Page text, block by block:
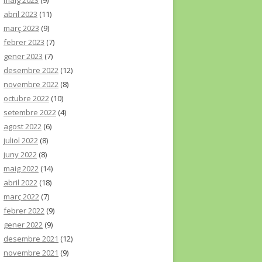
abril 2023 (11)
març 2023 (9)
febrer 2023 (7)
gener 2023 (7)
desembre 2022 (12)
novembre 2022 (8)
octubre 2022 (10)
setembre 2022 (4)
agost 2022 (6)
juliol 2022 (8)
juny 2022 (8)
maig 2022 (14)
abril 2022 (18)
març 2022 (7)
febrer 2022 (9)
gener 2022 (9)
desembre 2021 (12)
novembre 2021 (9)